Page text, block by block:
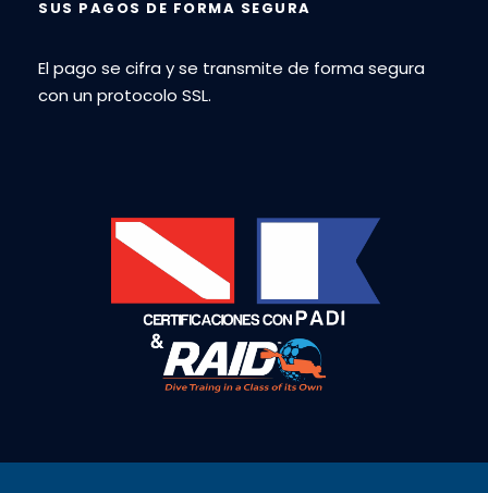
SUS PAGOS DE FORMA SEGURA
El pago se cifra y se transmite de forma segura
con un protocolo SSL.